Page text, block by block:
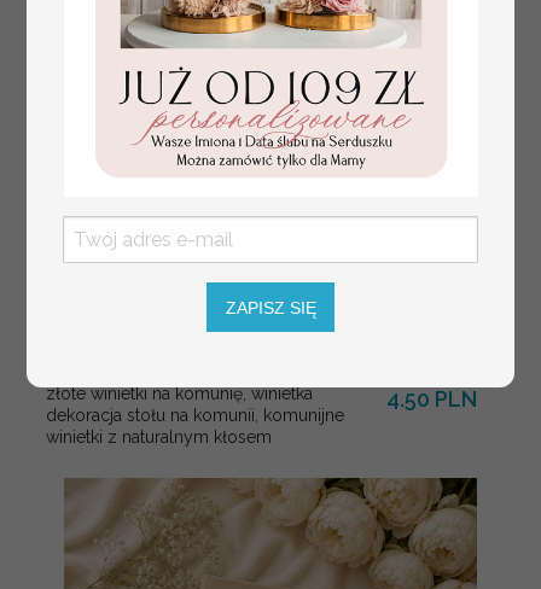
złote winietki na komunię, winietka
dekoracja stołu na komunii, komunijne
winietki z naturalnym kłosem
4.50 PLN
ZAPISZ SIĘ